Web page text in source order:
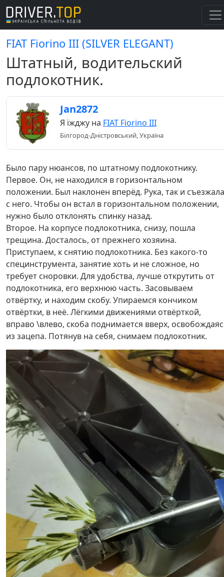
FIAT Fiorino III (SILVER ELEGANT)
Штатный, водительский
подлокотник.
Jan2872
Я їжджу на FIAT Fiorino III
Білгород-Дністровський, Україна
Было пару нюансов, по штатному подлокотнику.
Первое. Он, не находился в горизонтальном
положении. Был наклонен вперёд. Рука, так и съезжала
с него. Чтобы он встал в горизонтальном положении,
нужно было отклонять спинку назад.
Второе. На корпусе подлокотника, снизу, пошла
трещина. Досталось, от прежнего хозяина.
Приступаем, к снятию подлокотника. Без какого-то
специнструмента, занятие хоть и не сложное, но
требует сноровки. Для удобства, лучше открутить от
подлокотника, его верхнюю часть. Засовываем
отвёртку, и находим скобу. Упираемся кончиком
отвёртки, в неё. Лёгкими движениями отвёрткой,
вправо \влево, скоба поднимается вверх,
из зацепа. Потянув на себя, снимаем подлокотник.